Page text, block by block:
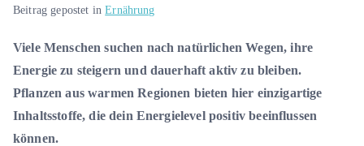
Beitrag gepostet inErnährung
Viele Menschen suchen nach natürlichen Wegen, ihre
Energie zu steigern und dauerhaft aktiv zu bleiben.
Pflanzen aus warmen Regionen bieten hier einzigartige
Inhaltsstoffe, die dein Energielevel positiv beeinflussen
können.